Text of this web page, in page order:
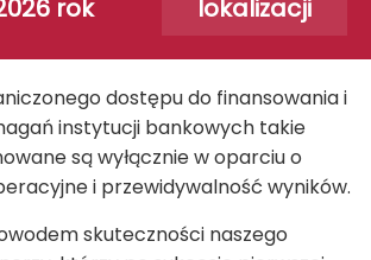
rok lokalizacji
dostępu do finansowania i
instytucji bankowych takie
są wyłącznie w oparciu o
i przewidywalność wyników.
skuteczności naszego